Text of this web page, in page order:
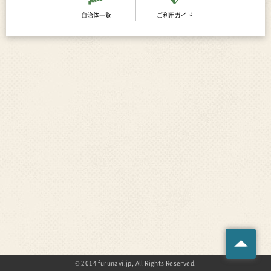
自治体一覧 ご利用ガイド
© 2014 furunavi.jp, All Rights Reserved.